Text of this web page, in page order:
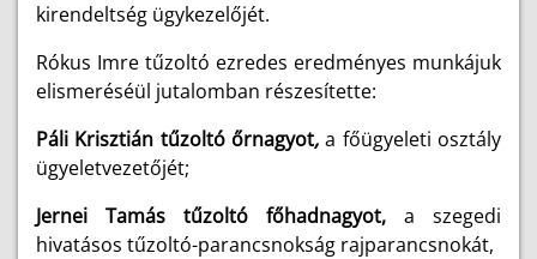
kirendeltség ügykezelőjét.
Rókus Imre tűzoltó ezredes eredményes munkájuk
elismeréséül jutalomban részesítette:
Páli Krisztián tűzoltó őrnagyot, a főügyeleti osztály
ügyeletvezetőjét;
Jernei Tamás tűzoltó főhadnagyot, a szegedi
hivatásos tűzoltó-parancsnokság rajparancsnokát,